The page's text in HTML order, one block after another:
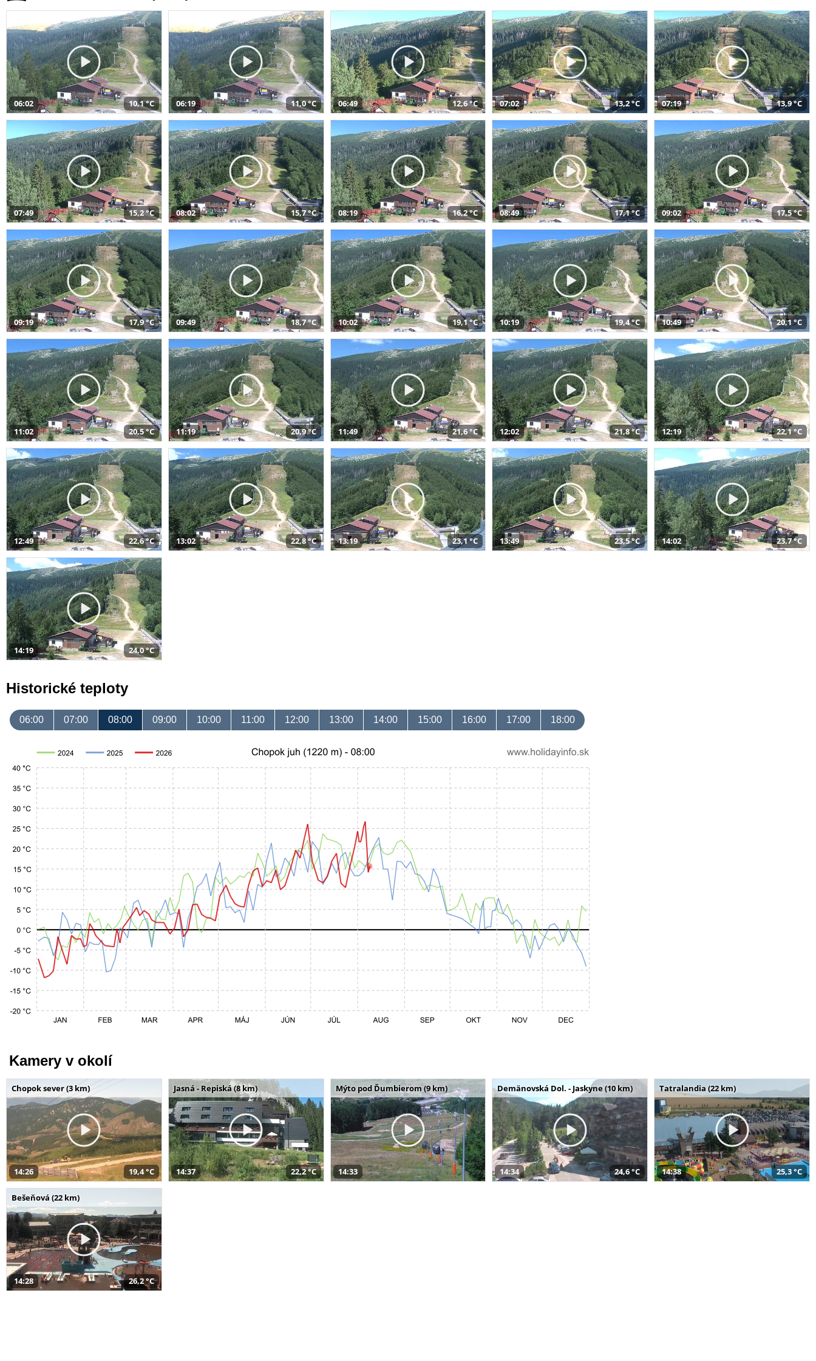
06:02 10,1 °C 06:19 11,0 °C 06:49 12,6 °C 07:02 13,2 °C 07:19 13,9 °C
07:49 15,2 °C 08:02 15,7 °C 08:19 16,2 °C 08:49 17,1 °C 09:02 17,5 °C
09:19 17,9 °C 09:49 18,7 °C 10:02 19,1 °C 10:19 19,4 °C 10:49 20,1 °C
11:02 20,5 °C 11:19 20,9 °C 11:49 21,6 °C 12:02 21,8 °C 12:19 22,1 °C
12:49 22,6 °C 13:02 22,8 °C 13:19 23,1 °C 13:49 23,5 °C 14:02 23,7 °C
14:19 24,0 °C
Historické teploty
06:00 07:00 08:00 09:00 10:00 11:00 12:00 13:00 14:00 15:00 16:00 17:00 18:00
Kamery v okolí
Chopok sever (3 km)
14:26 19,4 °C
Jasná - Repiská (8 km)
14:37 22,2 °C
Mýto pod Ďumbierom (9 km)
14:33
Demänovská Dol. - Jaskyne (10 km)
14:34 24,6 °C
Tatralandia (22 km)
14:38 25,3 °C
Bešeňová (22 km)
14:28 26,2 °C